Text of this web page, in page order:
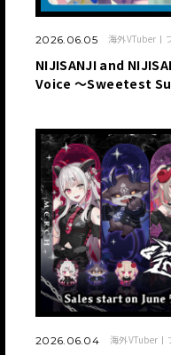
2026.06.05 海外VTuber
NIJISANJI and
Voice ～Sweetest
2026.06.04 海外VTuber